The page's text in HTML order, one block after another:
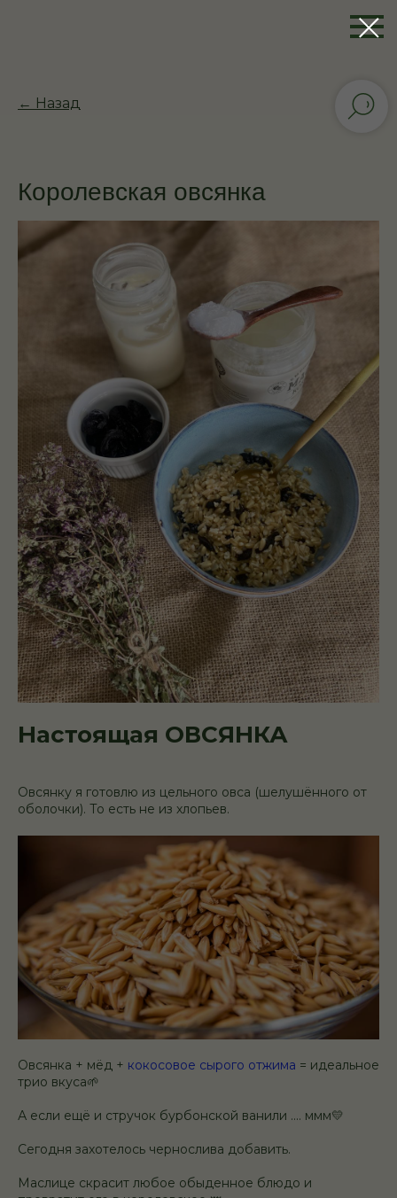
← Назад
Королевская овсянка
Настоящая ОВСЯНКА
Овсянку я готовлю из цельного овса (шелушённого от
оболочки). То есть не из хлопьев.
Овсянка + мёд + кокосовое сырого отжима = идеальное
трио вкуса🌱
А если ещё и стручок бурбонской ванили .... ммм💛
Сегодня захотелось чернослива добавить.
Маслице скрасит любое обыденное блюдо и